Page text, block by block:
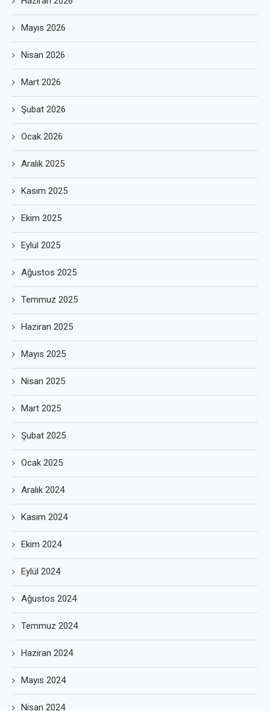
Mayıs 2026
Nisan 2026
Mart 2026
Şubat 2026
Ocak 2026
Aralık 2025
Kasım 2025
Ekim 2025
Eylül 2025
Ağustos 2025
Temmuz 2025
Haziran 2025
Mayıs 2025
Nisan 2025
Mart 2025
Şubat 2025
Ocak 2025
Aralık 2024
Kasım 2024
Ekim 2024
Eylül 2024
Ağustos 2024
Temmuz 2024
Haziran 2024
Mayıs 2024
Nisan 2024